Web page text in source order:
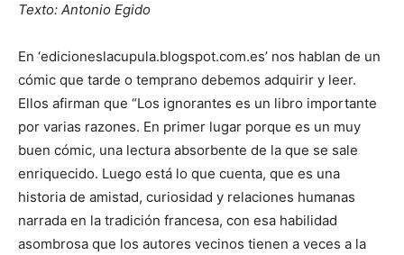
Texto: Antonio Egido
En ‘edicioneslacupula.blogspot.com.es’ nos hablan de un
cómic que tarde o temprano debemos adquirir y leer.
Ellos afirman que “Los ignorantes es un libro importante
por varias razones. En primer lugar porque es un muy
buen cómic, una lectura absorbente de la que se sale
enriquecido. Luego está lo que cuenta, que es una
historia de amistad, curiosidad y relaciones humanas
narrada en la tradición francesa, con esa habilidad
asombrosa que los autores vecinos tienen a veces a la